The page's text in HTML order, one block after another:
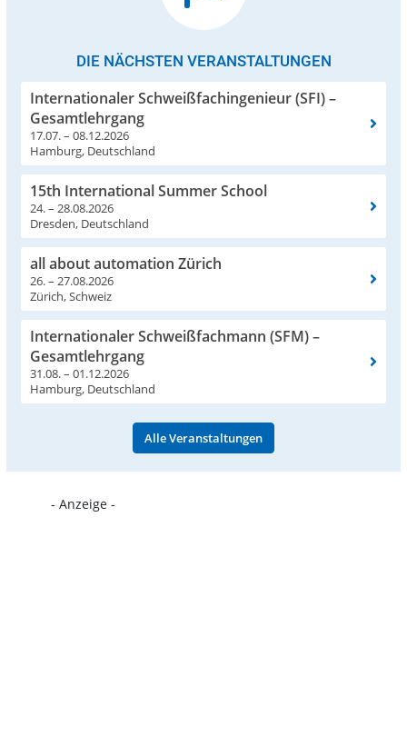
DIE NÄCHSTEN VERANSTALTUNGEN
Internationaler Schweißfachingenieur (SFI) –
Gesamtlehrgang
17.07. – 08.12.2026
Hamburg, Deutschland
15th International Summer School
24. – 28.08.2026
Dresden, Deutschland
all about automation Zürich
26. – 27.08.2026
Zürich, Schweiz
Internationaler Schweißfachmann (SFM) –
Gesamtlehrgang
31.08. – 01.12.2026
Hamburg, Deutschland
Alle Veranstaltungen
- Anzeige -